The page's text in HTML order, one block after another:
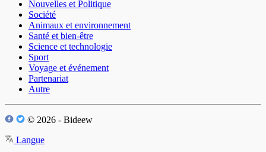
Nouvelles et Politique
Société
Animaux et environnement
Santé et bien-être
Science et technologie
Sport
Voyage et événement
Partenariat
Autre
© 2026 - Bideew
Langue